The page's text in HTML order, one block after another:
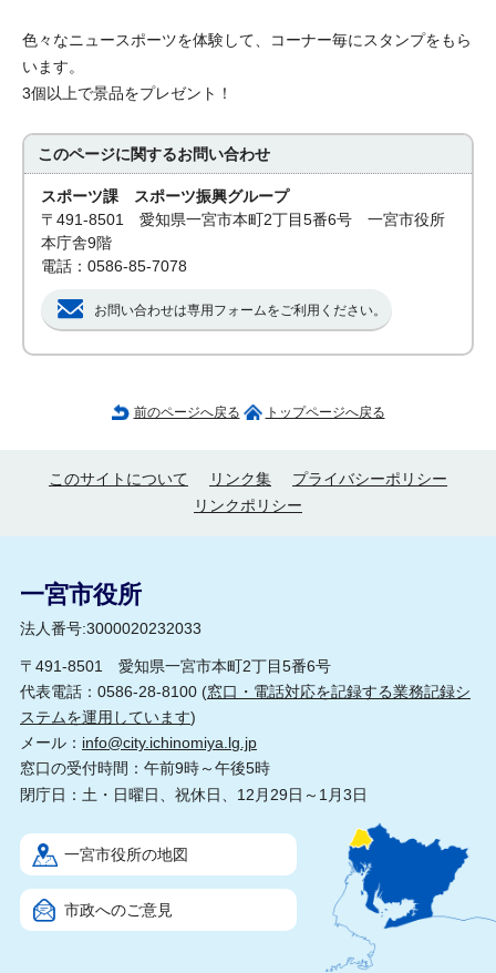
色々なニュースポーツを体験して、コーナー毎にスタンプをもら
います。
3個以上で景品をプレゼント！
このページに関するお問い合わせ
スポーツ課 スポーツ振興グループ
〒491-8501 愛知県一宮市本町2丁目5番6号 一宮市役所
本庁舎9階
電話：0586-85-7078
お問い合わせは専用フォームをご利用ください。
前のページへ戻る トップページへ戻る
このサイトについて リンク集
プライバシーポリシー
リンクポリシー
一宮市役所
法人番号:3000020232033
〒491-8501 愛知県一宮市本町2丁目5番6号
代表電話：0586-28-8100 (窓口・電話対応を記録する業務記録シ
ステムを運用しています)
メール： info@city.ichinomiya.lg.jp
窓口の受付時間：午前9時～午後5時
閉庁日：土・日曜日、祝休日、12月29日～1月3日
一宮市役所の地図
市政へのご意見